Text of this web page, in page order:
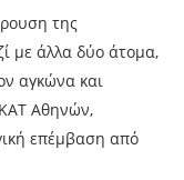
της
με άλλα δύο άτομα,
αγκώνα και
Αθηνών,
επέμβαση από